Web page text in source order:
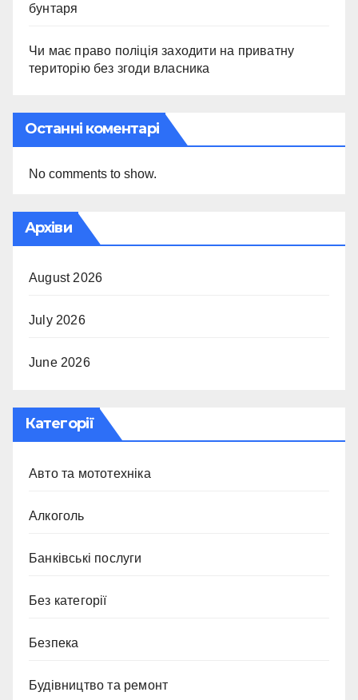
бунтаря
Чи має право поліція заходити на приватну
територію без згоди власника
Останні коментарі
No comments to show.
Архіви
August 2026
July 2026
June 2026
Категорії
Авто та мототехніка
Алкоголь
Банківські послуги
Без категорії
Безпека
Будівництво та ремонт